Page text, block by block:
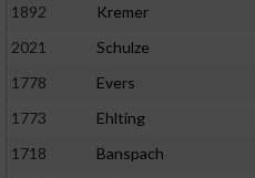
1892 Kremer
2021
Schulze
1778
Evers
1773
Ehlting
1718
Banspach